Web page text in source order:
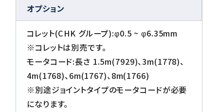
オプション
コレット(CHK グループ):φ0.5 ~ φ6.35mm
※コレットは別売です。
モータコード:長さ 1.5m(7929)、3m(1778)、
4m(1768)、6m(1767)、8m(1766)
※別途ジョイントタイプのモータコードが必要
になります。